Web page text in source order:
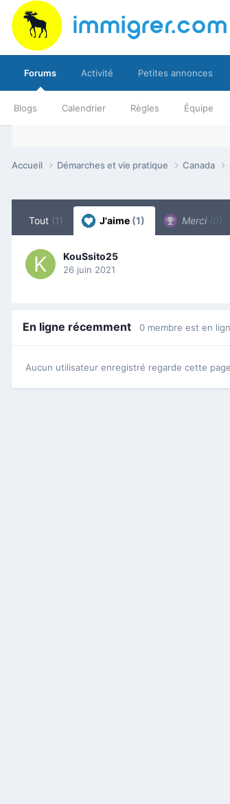
Forums
Blogs Calendrier Règles Équipe
Activité Petites annonces
Accueil Démarches et vie pratique Canada
Tout (1) J'aime (1) Merci (0)
KouSsito25
26 juin 2021
En ligne récemment 0 membre est en
Aucun utilisateur enregistré regarde cette